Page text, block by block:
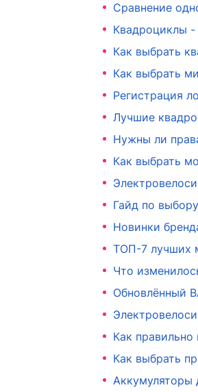
Сравнение
Квадроциклы -
Как выбрать
Как выбрать
Регистрация
Лучшие
Нужны ли
Как выбрать
Гайд по
Новинки
ТОП-7 лучших
Что
Обновлённый
Как правильно
Как выбрать
Аккумуляторы